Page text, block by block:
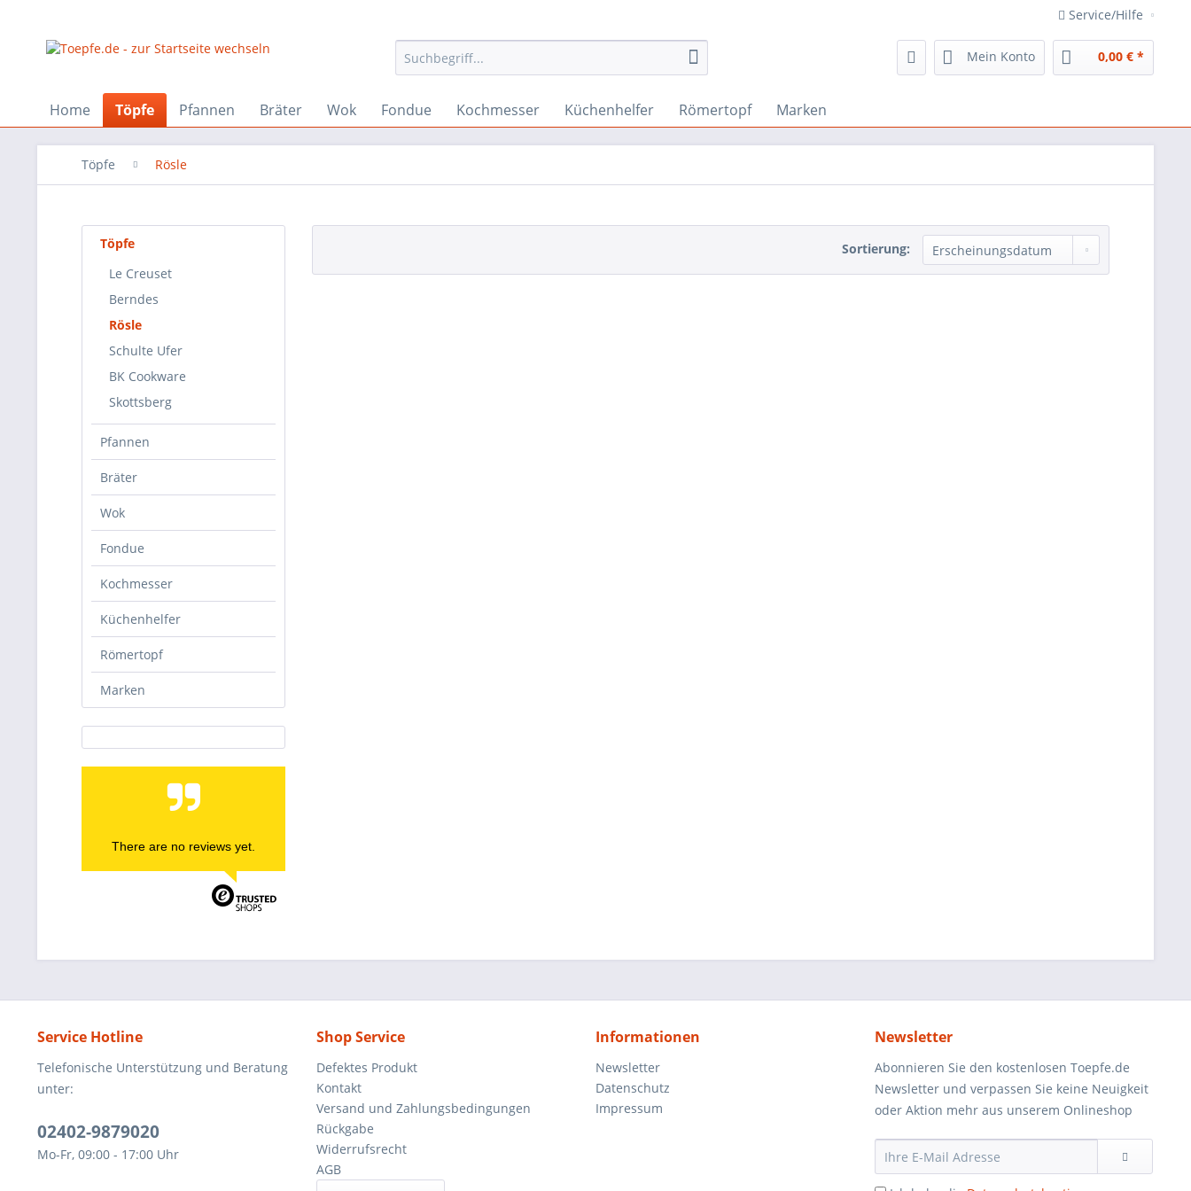
Service/Hilfe
Mein Konto 0,00 € *
Home Töpfe Pfannen Bräter Wok Fondue Kochmesser Küchenhelfer Römertopf Marken
Töpfe Rösle
Töpfe
Le Creuset
Berndes
Rösle
Schulte Ufer
BK Cookware
Skottsberg
Pfannen
Bräter
Wok
Fondue
Kochmesser
Küchenhelfer
Römertopf
Marken
There are no reviews yet.
Sortierung:
Service Hotline
Telefonische Unterstützung und Beratung
unter:
02402-9879020
Mo-Fr, 09:00 - 17:00 Uhr
Shop Service
Defektes Produkt
Kontakt
Versand und Zahlungsbedingungen
Rückgabe
Widerrufsrecht
AGB
Informationen
Newsletter
Datenschutz
Impressum
Newsletter
Abonnieren Sie den kostenlosen Toepfe.de
Newsletter und verpassen Sie keine Neuigkeit
oder Aktion mehr aus unserem Onlineshop